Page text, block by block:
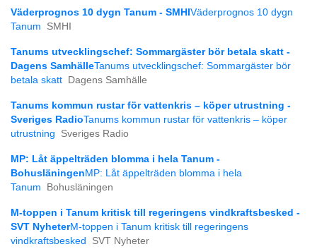
Väderprognos 10 dygn Tanum - SMHI Väderprognos 10 dygn
Tanum
SMHI
Tanums utvecklingschef: Sommargäster bör betala skatt -
Dagens SamhälleTanums utvecklingschef: Sommargäster bör
betala skatt
Dagens Samhälle
Tanums kommun rustar för vattenkris – köper utrustning -
Sveriges RadioTanums kommun rustar för vattenkris – köper
utrustning
Sveriges Radio
MP: Låt äppelträden blomma i hela Tanum -
Bohusläningen MP: Låt äppelträden blomma i hela
Tanum
Bohusläningen
M-toppen i Tanum kritisk till regeringens vindkraftsbesked -
SVT NyheterM-toppen i Tanum kritisk till regeringens
vindkraftsbesked
SVT Nyheter